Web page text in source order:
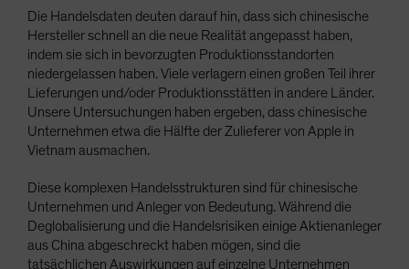
Die Handelsdaten deuten darauf hin, dass sich chinesische
Hersteller schnell an die neue Realität angepasst haben,
indem sie sich in bevorzugten Produktionsstandorten
niedergelassen haben. Viele verlagern einen großen Teil ihrer
Lieferungen und/oder Produktionsstätten in andere Länder.
Unsere Untersuchungen haben ergeben, dass chinesische
Unternehmen etwa die Hälfte der Zulieferer von Apple in
Vietnam ausmachen.
Diese komplexen Handelsstrukturen sind für chinesische
Unternehmen und Anleger von Bedeutung. Während die
Deglobalisierung und die Handelsrisiken einige Aktienanleger
aus China abgeschreckt haben mögen, sind die
tatsächlichen Auswirkungen auf einzelne Unternehmen